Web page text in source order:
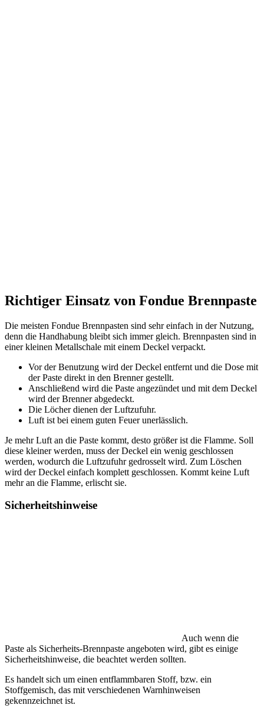
Richtiger Einsatz von Fondue Brennpaste
Die meisten Fondue Brennpasten sind sehr einfach in der Nutzung,
denn die Handhabung bleibt sich immer gleich. Brennpasten sind in
einer kleinen Metallschale mit einem Deckel verpackt.
Vor der Benutzung wird der Deckel entfernt und die Dose mit
der Paste direkt in den Brenner gestellt.
Anschließend wird die Paste angezündet und mit dem Deckel
wird der Brenner abgedeckt.
Die Löcher dienen der Luftzufuhr.
Luft ist bei einem guten Feuer unerlässlich.
Je mehr Luft an die Paste kommt, desto größer ist die Flamme. Soll
diese kleiner werden, muss der Deckel ein wenig geschlossen
werden, wodurch die Luftzufuhr gedrosselt wird. Zum Löschen
wird der Deckel einfach komplett geschlossen. Kommt keine Luft
mehr an die Flamme, erlischt sie.
Sicherheitshinweise
Auch wenn die
Paste als Sicherheits-Brennpaste angeboten wird, gibt es einige
Sicherheitshinweise, die beachtet werden sollten.
Es handelt sich um einen entflammbaren Stoff, bzw. ein
Stoffgemisch, das mit verschiedenen Warnhinweisen
gekennzeichnet ist.